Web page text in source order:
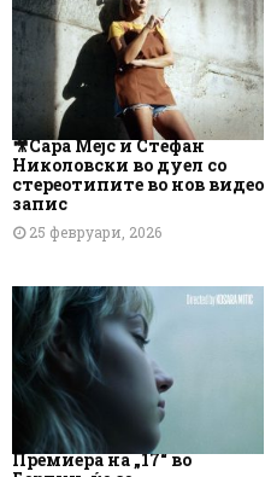
🎥Сара Мејс и Стефан
Николовски во дуел со
стереотипите во нов видео
запис
25 февруари, 2026
Премиера на „17“ во